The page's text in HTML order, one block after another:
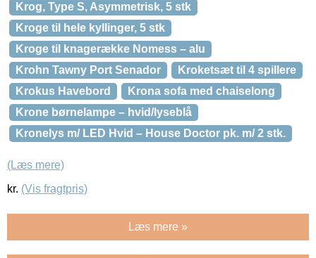
Krog, Type S, Asymmetrisk, 5 stk
Kroge til hele kyllinger, 5 stk
Kroge til knagerække Nomess – alu
Krohn Tawny Port Senador
Kroketsæt til 4 spillere
Krokus Havebord
Krona sofa med chaiselong
Krone børnelampe – hvid/lyseblå
Kronelys m/ LED Hvid – House Doctor pk. m/ 2 stk.
(Læs mere)
kr. (Vis fragtpris)
Læs mere »